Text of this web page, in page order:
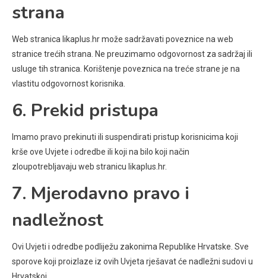
strana
Web stranica likaplus.hr može sadržavati poveznice na web
stranice trećih strana. Ne preuzimamo odgovornost za sadržaj ili
usluge tih stranica. Korištenje poveznica na treće strane je na
vlastitu odgovornost korisnika.
6. Prekid pristupa
Imamo pravo prekinuti ili suspendirati pristup korisnicima koji
krše ove Uvjete i odredbe ili koji na bilo koji način
zloupotrebljavaju web stranicu likaplus.hr.
7. Mjerodavno pravo i
nadležnost
Ovi Uvjeti i odredbe podliježu zakonima Republike Hrvatske. Sve
sporove koji proizlaze iz ovih Uvjeta rješavat će nadležni sudovi u